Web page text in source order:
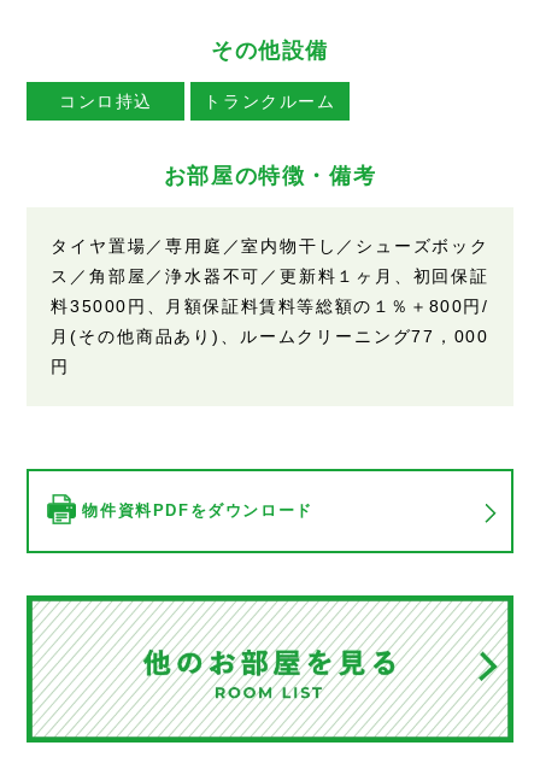
その他設備
コンロ持込 トランクルーム
お部屋の特徴・備考
タイヤ置場／専用庭／室内物干し／シューズボック
ス／角部屋／浄水器不可／更新料１ヶ月、初回保証
料35000円、月額保証料賃料等総額の１％＋800円/
月(その他商品あり)、ルームクリーニング77，000
円
物件資料PDFをダウンロード